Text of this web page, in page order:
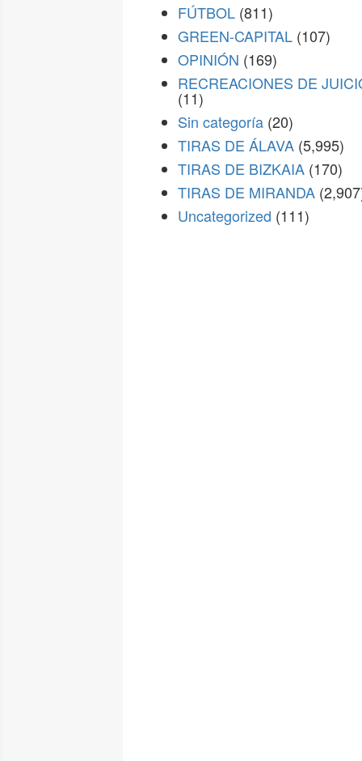
FÚTBOL (811)
GREEN-CAPITAL (107)
OPINIÓN (169)
RECREACIONES DE
(11)
Sin categoría (20)
TIRAS DE ÁLAVA (5,995)
TIRAS DE BIZKAIA (170)
TIRAS DE MIRANDA
Uncategorized (111)